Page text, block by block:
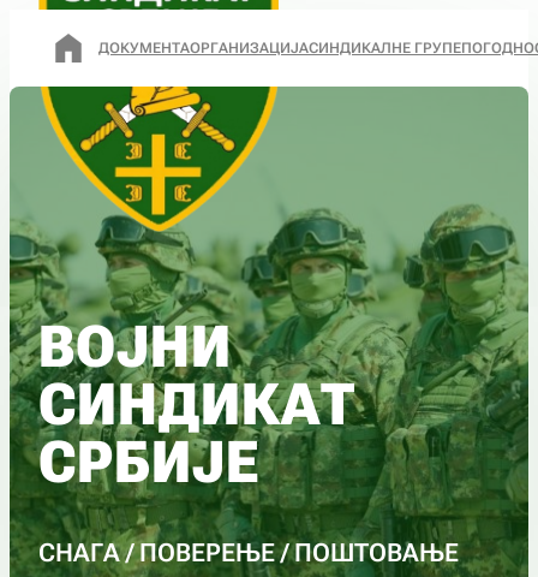
ДОКУМЕНТАОРГАНИЗАЦИЈАСИНДИКАЛНЕ ГРУПЕ
ВОЈНИ
СИНДИКАТ
СРБИЈЕ
СНАГА / ПОВЕРЕЊЕ / ПОШТОВАЊЕ